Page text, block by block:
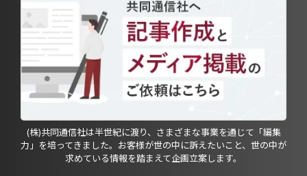
(株)共同通信社は半世紀に渡り、さまざまな事業を通じて「編集
力」を培ってきました。お客様が世の中に訴えたいこと、世の中が
求めている情報を踏まえて企画立案します。